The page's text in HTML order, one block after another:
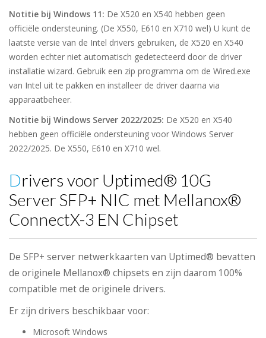
Notitie bij Windows 11: De X520 en X540 hebben geen
officiële ondersteuning. (De X550, E610 en X710 wel) U kunt de
laatste versie van de Intel drivers gebruiken, de X520 en X540
worden echter niet automatisch gedetecteerd door de driver
installatie wizard. Gebruik een zip programma om de Wired.exe
van Intel uit te pakken en installeer de driver daarna via
apparaatbeheer.
Notitie bij Windows Server 2022/2025: De X520 en X540
hebben geen officiële ondersteuning voor Windows Server
2022/2025. De X550, E610 en X710 wel.
Drivers voor Uptimed® 10G
Server SFP+ NIC met Mellanox®
ConnectX-3 EN Chipset
De SFP+ server netwerkkaarten van Uptimed® bevatten
de originele Mellanox® chipsets en zijn daarom 100%
compatible met de originele drivers.
Er zijn drivers beschikbaar voor:
Microsoft Windows